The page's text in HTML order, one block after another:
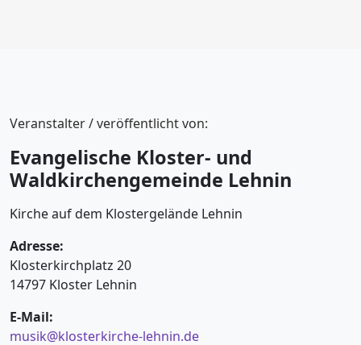
Veranstalter / veröffentlicht von:
Evangelische Kloster- und
Waldkirchengemeinde Lehnin
Kirche auf dem Klostergelände Lehnin
Adresse:
Klosterkirchplatz 20
14797 Kloster Lehnin
E-Mail:
musik@klosterkirche-lehnin.de